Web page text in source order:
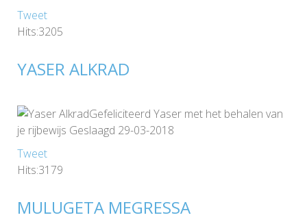
Tweet
Hits:3205
YASER ALKRAD
Gefeliciteerd Yaser met het behalen van
je rijbewijs Geslaagd 29-03-2018
Tweet
Hits:3179
MULUGETA MEGRESSA